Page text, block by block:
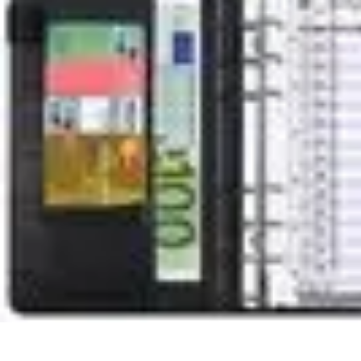
Astuces Pour Tous
ProductivitéOrganisationVie Quotidienne TechnologieAnimaux &
Astuces Pour Tous